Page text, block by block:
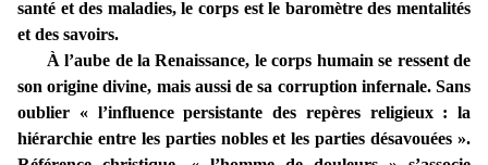
santé et des maladies, le corps est le baromètre des mentalités
et des savoirs.
À l’aube de la Renaissance, le corps humain se ressent de
son origine divine, mais aussi de sa corruption infernale. Sans
oublier « l’influence persistante des repères religieux : la
hiérarchie entre les parties nobles et les parties désavouées ».